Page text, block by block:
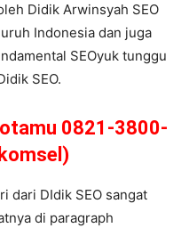
Didik Arwinsyah SEO
Indonesia dan juga
SEOyuk tunggu
SEO.
0821-3800-
dari DIdik SEO sangat
di paragraph